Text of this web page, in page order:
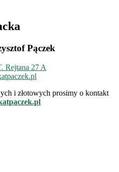
Pączek
Rejtana 27 A
i złotowych prosimy o kontakt